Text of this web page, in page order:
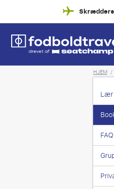
HJEM /
Lær
FAQ